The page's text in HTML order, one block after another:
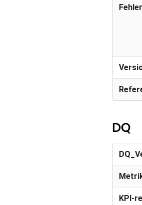
DQ
KPI-